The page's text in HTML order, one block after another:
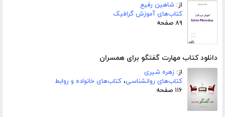
از: شاهین رفیع
کتاب‌های آموزش گرافیک
۸۹ صفحه
دانلود کتاب مهارت گفتگو برای همسران
از: زهره شیری
کتاب‌های روانشناسی، کتاب‌های خانواده و روابط
۱۱۶ صفحه